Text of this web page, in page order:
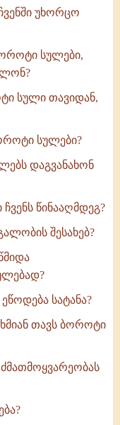
უხორცო
სულები,
სული თავიდან,
სულები?
დაგვანახონ
წინააღმდეგ?
შესახებ?
სატანა?
თავს ბოროტი
ძმათმოყვარეობას